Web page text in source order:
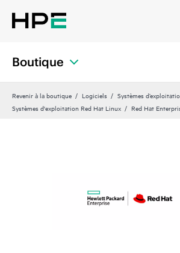
Boutique
Revenir à la boutique Logiciels
Systèmes
Systèmes d'exploitation Red Hat Linux
Red Hat